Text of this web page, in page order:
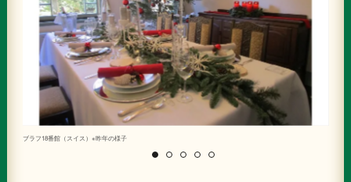
ブラフ18番館（スイス）※昨年の様子